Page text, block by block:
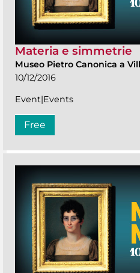
Materia e simmetrie
Museo Pietro Canonica a
10/12/2016
Event|Events
Free